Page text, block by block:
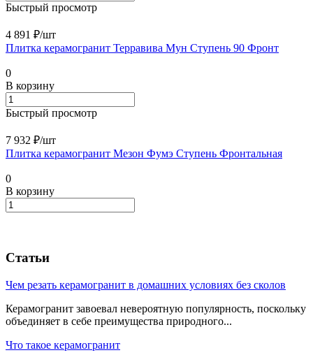
Быстрый просмотр
4 891 ₽/шт
Плитка керамогранит Терравива Мун Ступень 90 Фронт
0
В корзину
Быстрый просмотр
7 932 ₽/шт
Плитка керамогранит Мезон Фумэ Ступень Фронтальная
0
В корзину
Статьи
Чем резать керамогранит в домашних условиях без сколов
Керамогранит завоевал невероятную популярность, поскольку
объединяет в себе преимущества природного...
Что такое керамогранит